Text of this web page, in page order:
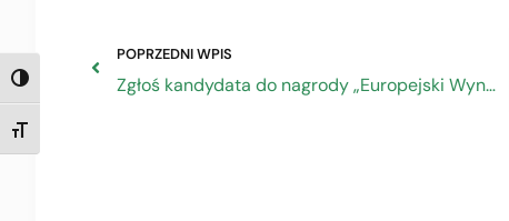
TOGGLE HIGH CONTRAST
TOGGLE FONT SIZE
POPRZEDNI WPIS
Zgłoś kandydata do nagrody „Europejski Wynalazca 2019”